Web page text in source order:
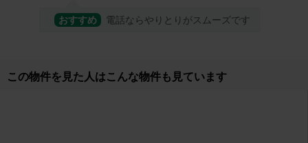
おすすめ 電話ならやりとりがスムーズです
取り扱い店舗